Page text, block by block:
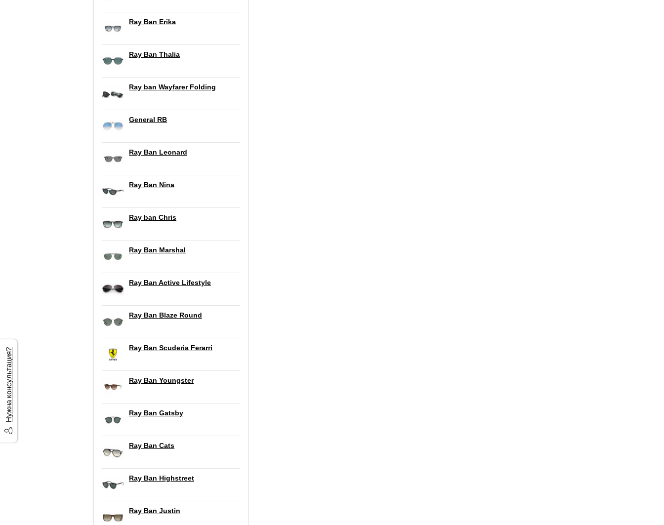
Ray Ban Erika
Ray Ban Thalia
Ray ban Wayfarer Folding
General RB
Ray Ban Leonard
Ray Ban Nina
Ray ban Chris
Ray Ban Marshal
Ray Ban Active Lifestyle
Ray Ban Blaze Round
Ray Ban Scuderia Ferarri
Ray Ban Youngster
Ray Ban Gatsby
Ray Ban Cats
Ray Ban Highstreet
Ray Ban Justin
Нужна консультация?